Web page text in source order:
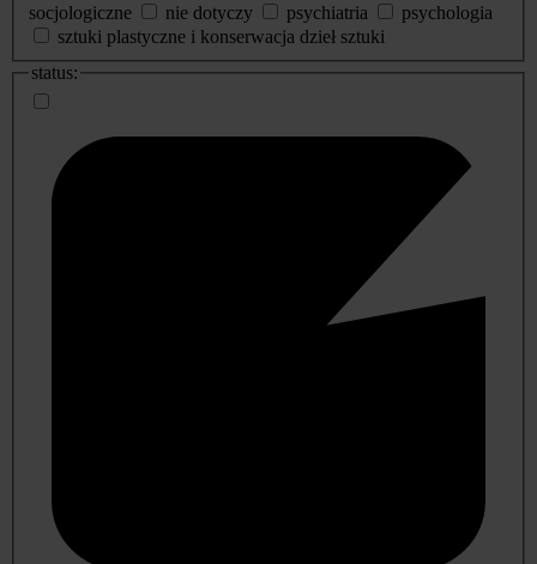
socjologiczne
nie dotyczy psychiatria
psychologia
sztuki plastyczne i konserwacja dzieł sztuki
status: